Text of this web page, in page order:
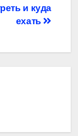
и куда
ехать